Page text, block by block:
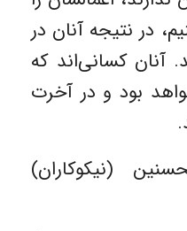
در نتیجه آنان در
آنان کسانی‌اند که
بود و در آخرت
(نیکوکاران)